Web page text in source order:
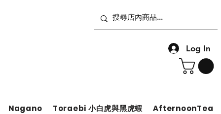
Log In
Nagano Toraebi 小白虎與黑虎蝦 AfternoonTea